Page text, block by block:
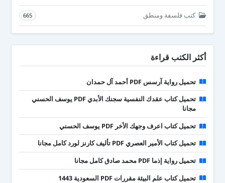
كتب فلسفة ومنطق 665
أكثر الكتب قراءة
تحميل رواية آرسس PDF أحمد آل حمدان
تحميل كتاب عقدك النفسية سجنك الأبدي PDF يوسف الحسني
مجانا
تحميل كتاب اعرف وجهك الأخر PDF يوسف الحسني
تحميل كتاب الأمير العصري PDF تأليف كارنز لورد كامل مجانا
تحميل رواية إذما PDF محمد صادق كامل مجانا
تحميل كتاب علم البيئة مقررات PDF السعودية 1443